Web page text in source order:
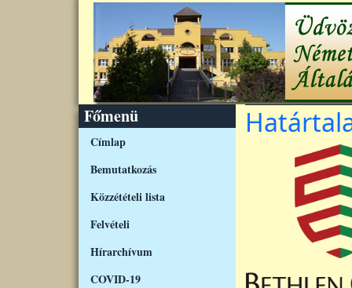
Ugrás a tartalomra
Főmenü
Címlap
Bemutatkozás
Közzétételi lista
Felvételi
Hírarchívum
COVID-19